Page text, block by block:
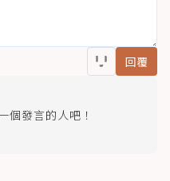
回覆
個發言的人吧！